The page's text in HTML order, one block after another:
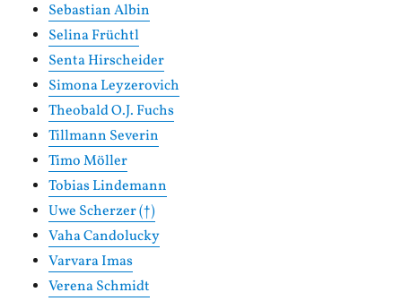
Sebastian Albin
Selina Früchtl
Senta Hirscheider
Simona Leyzerovich
Theobald O.J. Fuchs
Tillmann Severin
Timo Möller
Tobias Lindemann
Uwe Scherzer (†)
Vaha Candolucky
Varvara Imas
Verena Schmidt